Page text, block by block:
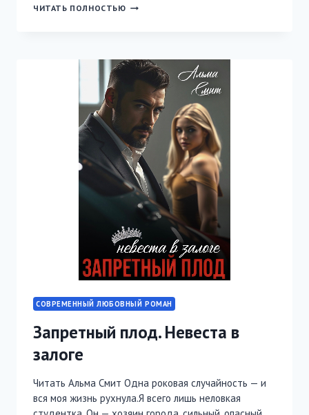
ЧИТАТЬ ПОЛНОСТЬЮ НЕРАВНЫЙ
СОВРЕМЕННЫЙ ЛЮБОВНЫЙ РОМАН
Запретный плод. Невеста в
залоге
Читать Альма Смит Одна роковая случайность — и
вся моя жизнь рухнула.Я всего лишь неловкая